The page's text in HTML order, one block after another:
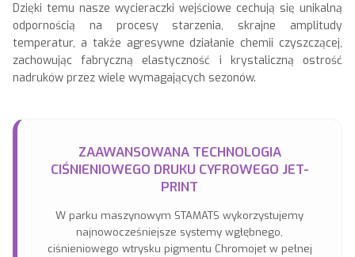
Dzięki temu nasze wycieraczki wejściowe cechują się unikalną
odpornością na procesy starzenia, skrajne amplitudy
temperatur, a także agresywne działanie chemii czyszczącej,
zachowując fabryczną elastyczność i krystaliczną ostrość
nadruków przez wiele wymagających sezonów.
ZAAWANSOWANA TECHNOLOGIA
CIŚNIENIOWEGO DRUKU CYFROWEGO JET-
PRINT
W parku maszynowym STAMATS wykorzystujemy
najnowocześniejsze systemy wgłębnego,
ciśnieniowego wtrysku pigmentu Chromojet w pełnej